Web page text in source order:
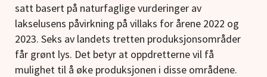
satt basert på naturfaglige vurderinger av
lakselusens påvirkning på villaks for årene 2022 og
2023. Seks av landets tretten produksjonsområder
får grønt lys. Det betyr at oppdretterne vil få
mulighet til å øke produksjonen i disse områdene.